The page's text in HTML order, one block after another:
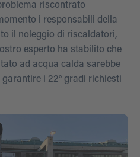
riscontrato
i responsabili della
il noleggio di riscaldatori,
esperto ha stabilito che
ad acqua calda sarebbe
i 22° gradi richiesti